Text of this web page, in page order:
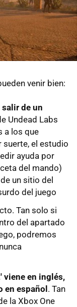
venir bien:
salir de un
Undead Labs
a los que
suerte, el estudio
ayuda por
del mando)
un sitio del
del juego
Tan solo si
del apartado
podremos
viene en inglés,
en español . Tan
la Xbox One